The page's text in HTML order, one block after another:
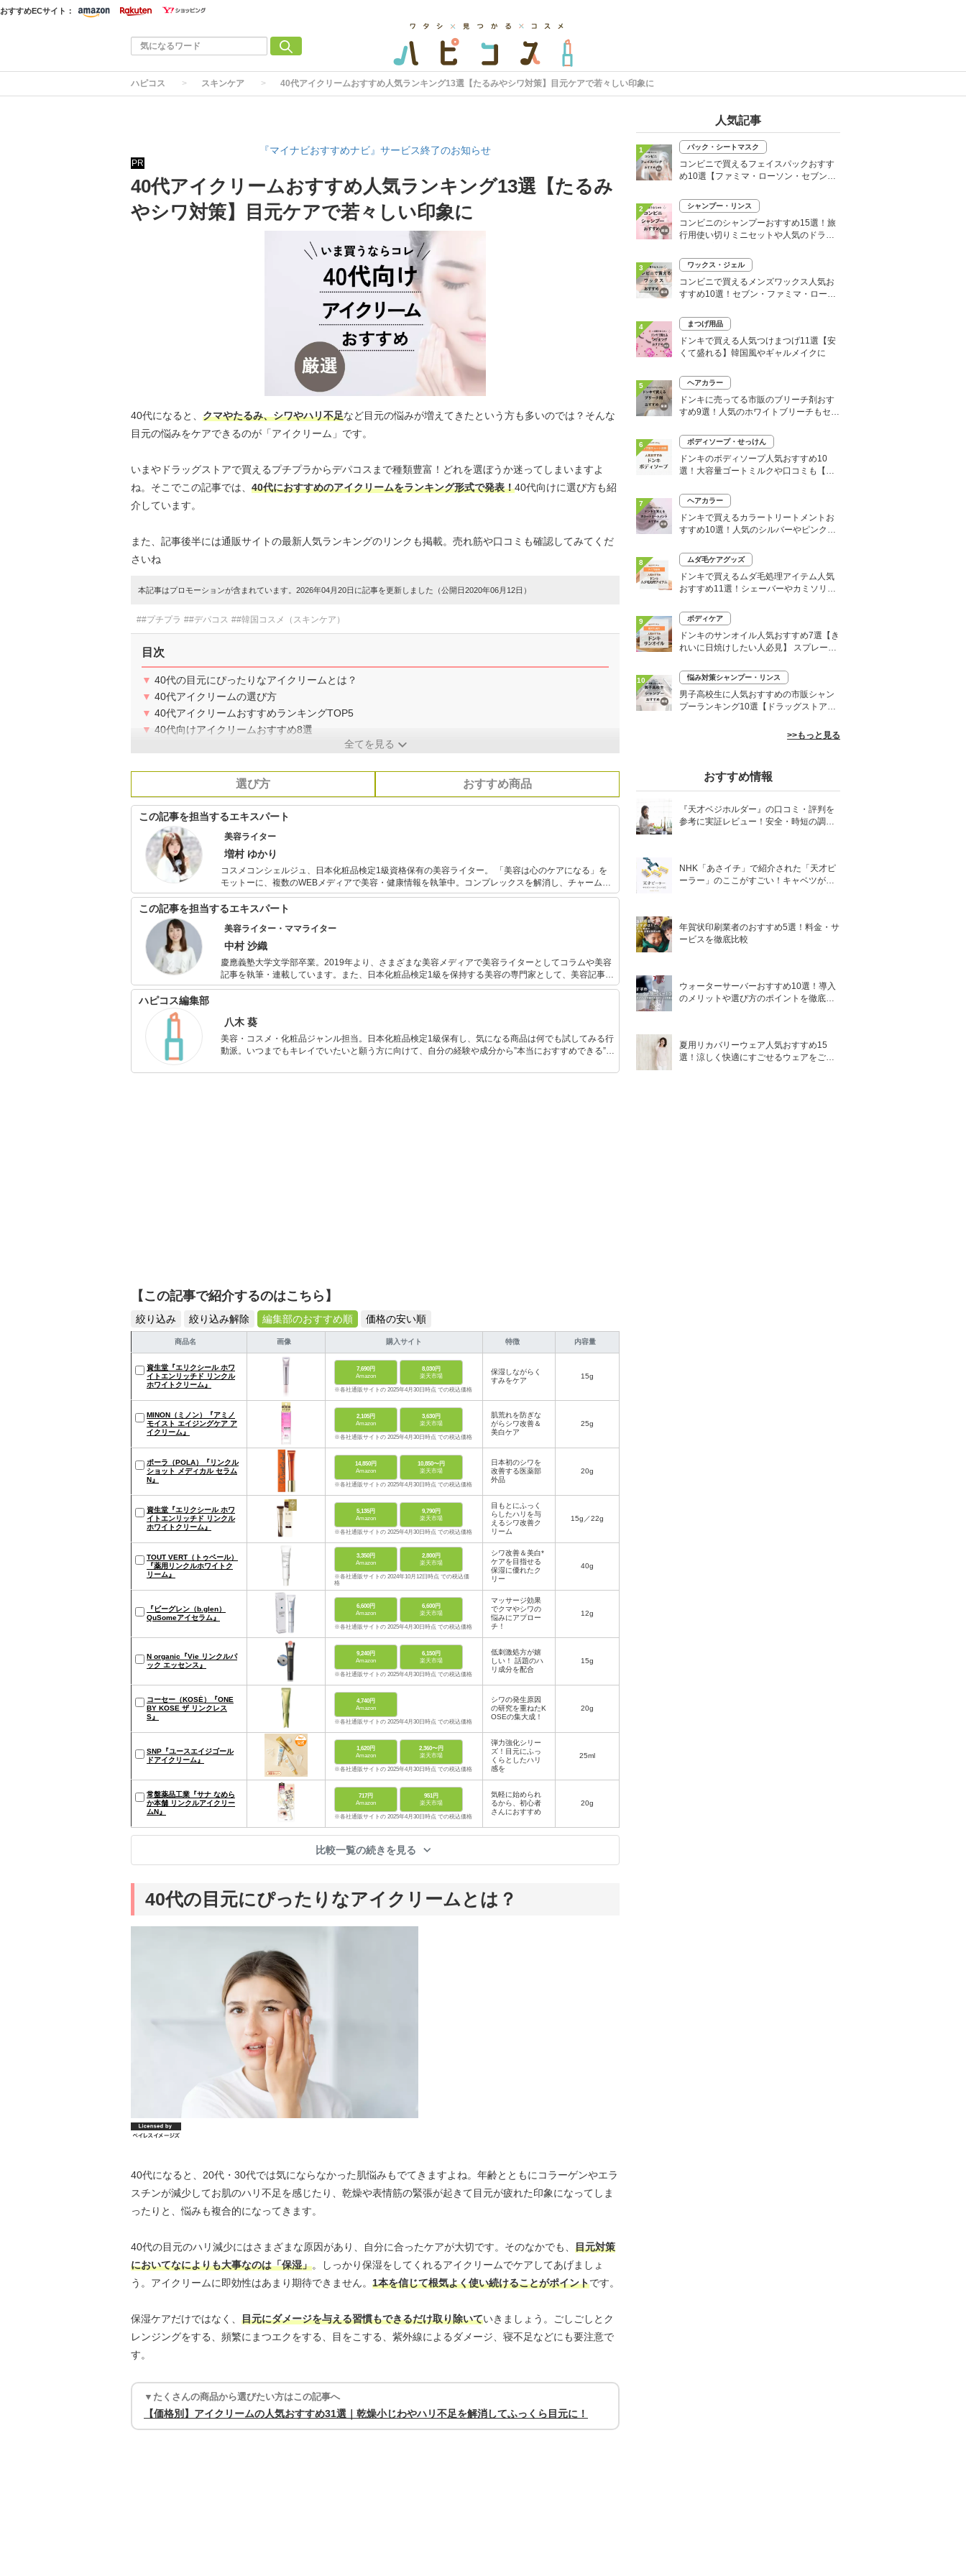
おすすめECサイト：
ハピコス スキンケア 40代アイクリームおすすめ人気ランキング13選【たるみやシワ対策】目元ケアで若々しい印象に
『マイナビおすすめナビ』サービス終了のお知らせ
PR
40代アイクリームおすすめ人気ランキング13選【たるみ
やシワ対策】目元ケアで若々しい印象に
40代になると、 クマやたるみ、シワやハリ不足など目元の悩みが増えてきたという方も多いのでは？そんな
目元の悩みをケアできるのが「アイクリーム」です。
いまやドラッグストアで買えるプチプラからデパコスまで種類豊富！どれを選ぼうか迷ってしまいますよ
ね。そこでこの記事では、 40代におすすめのアイクリームをランキング形式で発表！40代向けに選び方も紹
介しています。
また、記事後半には通販サイトの最新人気ランキングのリンクも掲載。売れ筋や口コミも確認してみてくだ
さいね
本記事はプロモーションが含まれています。2026年04月20日に記事を更新しました（公開日2020年06月12日）
##プチプラ ##デパコス ##韓国コスメ（スキンケア）
目次
▼ 40代の目元にぴったりなアイクリームとは？
▼ 40代アイクリームの選び方
▼ 40代アイクリームおすすめランキングTOP5
▼ 40代向けアイクリームおすすめ8選
全てを見る
選び方 おすすめ商品
この記事を担当するエキスパート
美容ライター
増村 ゆかり
コスメコンシェルジュ、日本化粧品検定1級資格保有の美容ライター。 「美容は心のケアになる」を
モットーに、複数のWEBメディアで美容・健康情報を執筆中。コンプレックスを解消し、チャームポ
イントをアピールできるコスメ情報を発信します！
この記事を担当するエキスパート
美容ライター・ママライター
中村 沙織
慶應義塾大学文学部卒業。2019年より、さまざまな美容メディアで美容ライターとしてコラムや美容
記事を執筆・連載しています。また、日本化粧品検定1級を保持する美容の専門家として、美容記事の
監修にも携わっています。さらに、自身で美容サイトを運営し、自身の経験をもとにした「丁寧で優
ハピコス編集部
八木 葵
美容・コスメ・化粧品ジャンル担当。日本化粧品検定1級保有し、気になる商品は何でも試してみる行
動派。いつまでもキレイでいたいと願う方に向けて、自分の経験や成分から”本当におすすめできる”も
【この記事で紹介するのはこちら】
絞り込み 絞り込み解除 編集部のおすすめ順 価格の安い順
商品名 画像 購入サイト 特徴 内容量
資生堂『エリクシール ホワ
イトエンリッチド リンクル
ホワイトクリーム』
7,690円
Amazon
8,030円
楽天市場
※各社通販サイトの 2025年4月30日時点 での税込価格
保湿しながらく
すみをケア
15g
MINON（ミノン）『アミノ
モイスト エイジングケア ア
イクリーム』
2,105円
Amazon
3,630円
楽天市場
※各社通販サイトの 2025年4月30日時点 での税込価格
肌荒れを防ぎな
がらシワ改善＆
美白ケア
25g
ポーラ（POLA）『リンクル
ショット メディカル セラム
N』
14,850円
Amazon
10,850〜円
楽天市場
※各社通販サイトの 2025年4月30日時点 での税込価格
日本初のシワを
改善する医薬部
外品
20g
資生堂『エリクシール ホワ
イトエンリッチド リンクル
ホワイトクリーム』
5,135円
Amazon
9,790円
楽天市場
※各社通販サイトの 2025年4月30日時点 での税込価格
目もとにふっく
らしたハリを与
えるシワ改善ク
リーム
15g／22g
TOUT VERT（トゥベール）
『薬用リンクルホワイトク
リーム』
3,350円
Amazon
2,800円
楽天市場
※各社通販サイトの 2024年10月12日時点 での税込価
格
シワ改善＆美白*
ケアを目指せる
保湿に優れたク
リー
40g
『ビーグレン（b.glen）
QuSomeアイセラム』
6,600円
Amazon
6,600円
楽天市場
※各社通販サイトの 2025年4月30日時点 での税込価格
マッサージ効果
でクマやシワの
悩みにアプロー
チ！
12g
N organic『Vie リンクルパ
ック エッセンス』
9,240円
Amazon
6,150円
楽天市場
※各社通販サイトの 2025年4月30日時点 での税込価格
低刺激処方が嬉
しい！ 話題のハ
リ成分を配合
15g
コーセー（KOSÉ）『ONE
BY KOSE ザ リンクレス
S』
4,740円
Amazon
※各社通販サイトの 2025年4月30日時点 での税込価格
シワの発生原因
の研究を重ねたK
OSEの集大成！
20g
SNP『ユースエイジゴール
ドアイクリーム』
1,620円
Amazon
2,360〜円
楽天市場
※各社通販サイトの 2025年4月30日時点 での税込価格
弾力強化シリー
ズ！目元にふっ
くらとしたハリ
感を
25ml
常盤薬品工業『サナ なめら
か本舗 リンクルアイクリー
ムN』
717円
Amazon
951円
楽天市場
※各社通販サイトの 2025年4月30日時点 での税込価格
気軽に始められ
るから、初心者
さんにおすすめ
20g
比較一覧の続きを見る
40代の目元にぴったりなアイクリームとは？
40代になると、20代・30代では気にならなかった肌悩みもでてきますよね。年齢とともにコラーゲンやエラ
スチンが減少してお肌のハリ不足を感じたり、乾燥や表情筋の緊張が起きて目元が疲れた印象になってしま
ったりと、悩みも複合的になってきます。
40代の目元のハリ減少にはさまざまな原因があり、自分に合ったケアが大切です。そのなかでも、 目元対策
においてなによりも大事なのは「保湿」。しっかり保湿をしてくれるアイクリームでケアしてあげましょ
う。アイクリームに即効性はあまり期待できません。 1本を信じて根気よく使い続けることがポイントです。
保湿ケアだけではなく、 目元にダメージを与える習慣もできるだけ取り除いていきましょう。ごしごしとク
レンジングをする、頻繁にまつエクをする、目をこする、紫外線によるダメージ、寝不足などにも要注意で
す。
▼たくさんの商品から選びたい方はこの記事へ
【価格別】アイクリームの人気おすすめ31選｜乾燥小じわやハリ不足を解消してふっくら目元に！
人気記事
1 パック・シートマスク
コンビニで買えるフェイスパックおすす
め10選【ファミマ・ローソン・セブン】
2 シャンプー・リンス
コンビニのシャンプーおすすめ15選！旅
行用使い切りミニセットや人気のドライ
3 ワックス・ジェル
コンビニで買えるメンズワックス人気お
すすめ10選！セブン・ファミマ・ローソ
4 まつげ用品
ドンキで買える人気つけまつげ11選【安
くて盛れる】韓国風やギャルメイクに
5 ヘアカラー
ドンキに売ってる市販のブリーチ剤おす
すめ9選！人気のホワイトブリーチもセル
6 ボディソープ・せっけん
ドンキのボディソープ人気おすすめ10
選！大容量ゴートミルクや口コミも【い
7 ヘアカラー
ドンキで買えるカラートリートメントお
すすめ10選！人気のシルバーやピンク、
8 ムダ毛ケアグッズ
ドンキで買えるムダ毛処理アイテム人気
おすすめ11選！シェーバーやカミソリな
9 ボディケア
ドンキのサンオイル人気おすすめ7選【き
れいに日焼けしたい人必見】 スプレーや
10 悩み対策シャンプー・リンス
男子高校生に人気おすすめの市販シャン
プーランキング10選【ドラッグストア】
>>もっと見る
おすすめ情報
『天才ベジホルダー』の口コミ・評判を
参考に実証レビュー！安全・時短の調理
NHK「あさイチ」で紹介された「天才ピ
ーラー」のここがすごい！キャベツがほ
年賀状印刷業者のおすすめ5選！料金・サ
ービスを徹底比較
ウォーターサーバーおすすめ10選！導入
のメリットや選び方のポイントを徹底解
夏用リカバリーウェア人気おすすめ15
選！涼しく快適にすごせるウェアをご紹